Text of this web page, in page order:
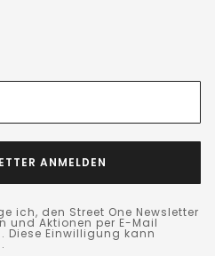
ANMELDEN
ich, den Street One Newsletter
und Aktionen per E-Mail
Diese Einwilligung kann